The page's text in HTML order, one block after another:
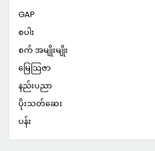
GAP
စပါး
စက် အမျိုးမျိုး
မြေသြဇာ
နည်းပညာ
ပိုးသတ်ဆေး
ပန်း